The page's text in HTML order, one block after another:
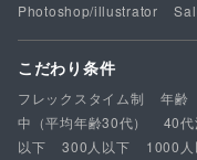
Photoshop/illustrator
こだわり条件
フレックスタイム制 年齢
中（平均年齢30代）
40代
以下
300人以下 1000人